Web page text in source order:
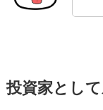
投資家とし